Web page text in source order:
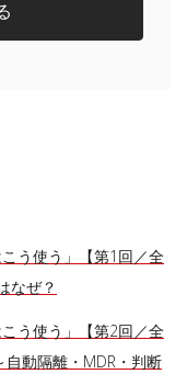
う使う」【第1回／全
なぜ？
う使う」【第2回／全
動隔離・MDR・判断